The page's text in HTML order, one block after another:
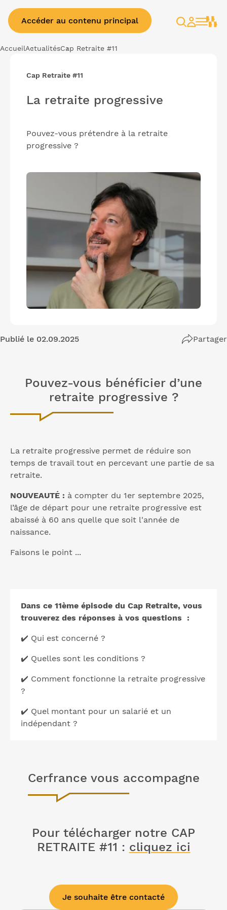
Accéder au contenu principal
Rechercher
Espace
AccueilActualitésCap Retraite #11
Cap Retraite #11
La retraite progressive
Pouvez-vous prétendre à la retraite
progressive ?
Publié le 02.09.2025 Partager
Pouvez-vous bénéficier d’une
retraite progressive ?
La retraite progressive permet de réduire son
temps de travail tout en percevant une partie de sa
retraite.
NOUVEAUTÉ : à compter du 1er septembre 2025,
l’âge de départ pour une retraite progressive est
abaissé à 60 ans quelle que soit l'année de
naissance.
Faisons le point ...
Dans ce 11ème épisode du Cap Retraite, vous
trouverez des réponses à vos questions :
✔️ Qui est concerné ?
✔️ Quelles sont les conditions ?
✔️ Comment fonctionne la retraite progressive
?
✔️ Quel montant pour un salarié et un
indépendant ?
Cerfrance vous accompagne
Pour télécharger notre CAP
RETRAITE #11 : cliquez ici
Je souhaite être contacté